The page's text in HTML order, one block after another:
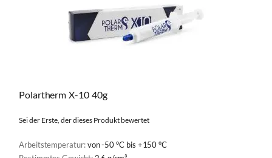
Polartherm X-10 40g
Sei der Erste, der dieses Produkt bewertet
Arbeitstemperatur:von -50 °C bis +150 °C